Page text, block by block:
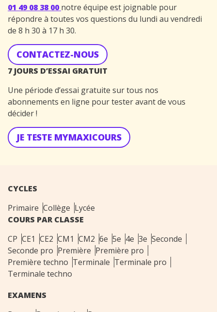
01 49 08 38 00 notre équipe est joignable pour
répondre à toutes vos questions du lundi au vendredi
de 8 h 30 à 17 h 30.
CONTACTEZ-NOUS
7 JOURS D’ESSAI GRATUIT
Une période d’essai gratuite sur tous nos
abonnements en ligne pour tester avant de vous
décider !
JE TESTE MYMAXICOURS
CYCLES
Primaire Collège Lycée
COURS PAR CLASSE
CP CE1 CE2 CM1 CM2 6e 5e 4e 3e Seconde
Seconde pro Première Première pro
Première techno Terminale Terminale pro
Terminale techno
EXAMENS